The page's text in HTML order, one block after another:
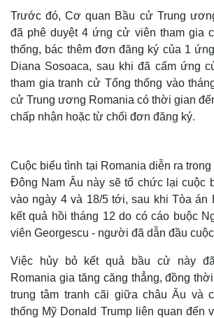
Trước đó, Cơ quan Bầu cử Trung
đã phê duyệt 4 ứng cử viên tham gia
thống, bác thêm đơn đăng ký của 1
Diana Sosoaca, sau khi đã cấm ứng
tham gia tranh cử Tổng thống vào
cử Trung ương Romania có thời gian
chấp nhận hoặc từ chối đơn đăng ký.
Cuộc biểu tình tại Romania diễn ra
Đông Nam Âu này sẽ tổ chức lại cuộc
vào ngày 4 và 18/5 tới, sau khi Tòa án
kết quả hồi tháng 12 do có cáo buộc
viên Georgescu - người đã dẫn đầu
Việc hủy bỏ kết quả bầu cử này
Romania gia tăng căng thẳng, đồng
trung tâm tranh cãi giữa châu Âu và
thống Mỹ Donald Trump liên quan đến